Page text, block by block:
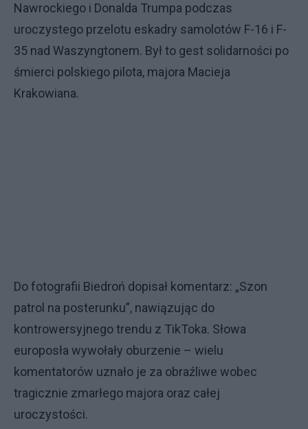
Nawrockiego i Donalda Trumpa podczas
uroczystego przelotu eskadry samolotów F-16 i F-
35 nad Waszyngtonem. Był to gest solidarności po
śmierci polskiego pilota, majora Macieja
Krakowiana.
Do fotografii Biedroń dopisał komentarz: „Szon
patrol na posterunku”, nawiązując do
kontrowersyjnego trendu z TikToka. Słowa
europosła wywołały oburzenie – wielu
komentatorów uznało je za obraźliwe wobec
tragicznie zmarłego majora oraz całej
uroczystości.